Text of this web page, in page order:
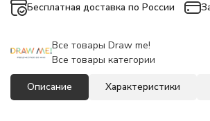
Бесплатная доставка по России
Все товары Draw me!
Все товары категории
Описание Характеристики